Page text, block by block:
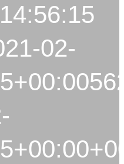
h
02-